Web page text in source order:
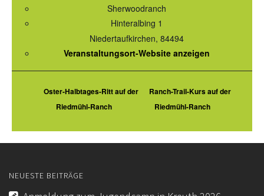
AUSBILDUNG TURNIERFACHLEUTE
KURS TERMINE
TURNIERE
JUGEND
Sherwoodranch
Hinteralbing 1
Niedertaufkirchen, 84494
Veranstaltungsort-Website anzeigen
Oster-Halbtages-Ritt auf der
Riedmühl-Ranch
Ranch-Trail-Kurs auf der
Riedmühl-Ranch
NEUESTE BEITRÄGE